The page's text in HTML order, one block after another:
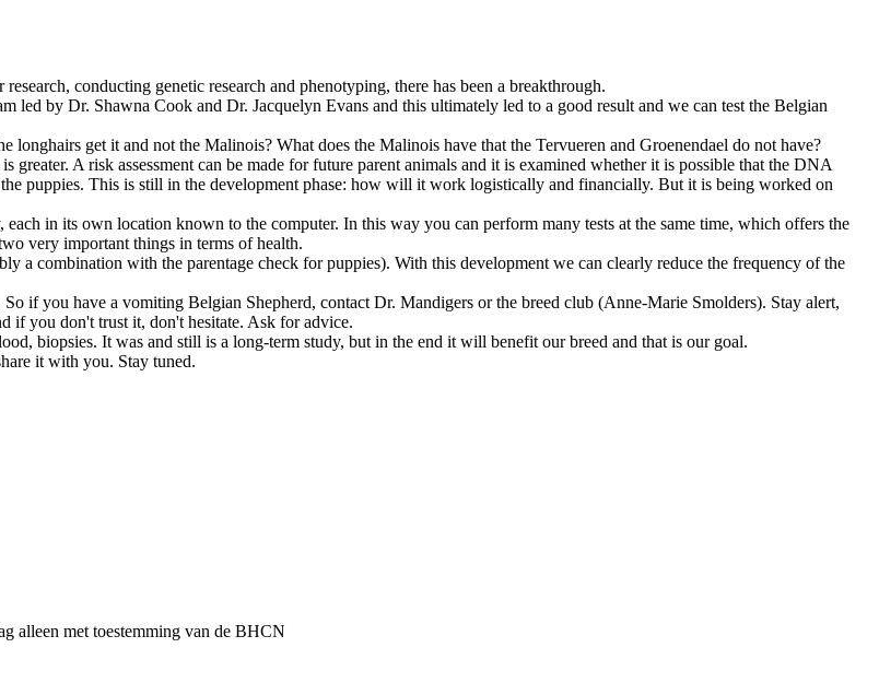
conducting genetic research and phenotyping, there has been a breakthrough.
led by Dr. Shawna Cook and Dr. Jacquelyn Evans and this ultimately led to a good result and we can test the Belgian
get it and not the Malinois? What does the Malinois have that the Tervueren and Groenendael do not have?
A risk assessment can be made for future parent animals and it is examined whether it is possible that the DNA
puppies. This is still in the development phase: how will it work logistically and financially. But it is being worked on
in its own location known to the computer. In this way you can perform many tests at the same time, which offers the
very important things in terms of health.
a combination with the parentage check for puppies). With this development we can clearly reduce the frequency of the
if you have a vomiting Belgian Shepherd, contact Dr. Mandigers or the breed club (Anne-Marie Smolders). Stay alert,
if you don't trust it, don't hesitate. Ask for advice.
biopsies. It was and still is a long-term study, but in the end it will benefit our breed and that is our goal.
it with you. Stay tuned.
alleen met toestemming van de BHCN